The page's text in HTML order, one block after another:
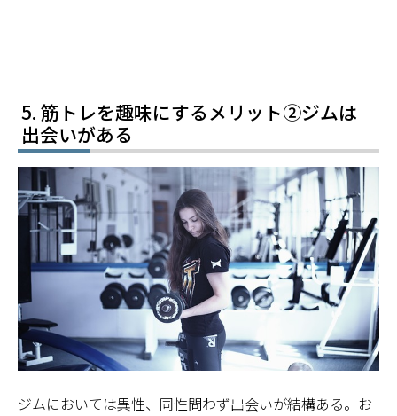
筋トレを趣味にするメリット②ジムは
出会いがある
ジムにおいては異性、同性問わず出会いが結構ある。お